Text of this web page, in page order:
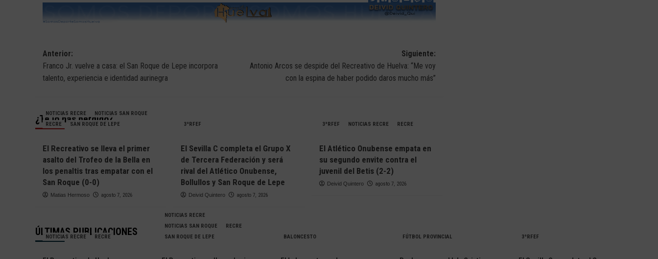
Navegación
de
entradas
Anterior:
Franco Jr. vuelve a casa: el San Roque de Lepe incorpora
talento, experiencia e identidad aurinegra
Siguiente:
Antonio Arcos se despide del Recreativo de Huelva: “Me voy
con la espina de haber podido daros mucho más”
¿Te lo has perdido?
NOTICIAS RECRE
NOTICIAS SAN ROQUE
RECRE
SAN ROQUE DE LEPE
El Recreativo se lleva el primer
asalto del Trofeo de la Bella en
los penaltis tras empatar con el
San Roque (0-0)
Matias Hermoso agosto 7, 2026
3ªRFEF
El Sevilla C completa el Grupo X
de Tercera Federación y será
rival del Atlético Onubense,
Bollullos y San Roque de Lepe
Deivid Quintero agosto 7, 2026
3ªRFEF NOTICIAS RECRE RECRE
El Atlético Onubense empata en
su segundo envite contra el
juvenil del Betis (2-2)
Deivid Quintero agosto 7, 2026
ÚLTIMAS PUBLICACIONES
NOTICIAS RECRE RECRE
NOTICIAS RECRE
NOTICIAS SAN ROQUE
RECRE
SAN ROQUE DE LEPE
BALONCESTO FÚTBOL PROVINCIAL 3ªRFEF